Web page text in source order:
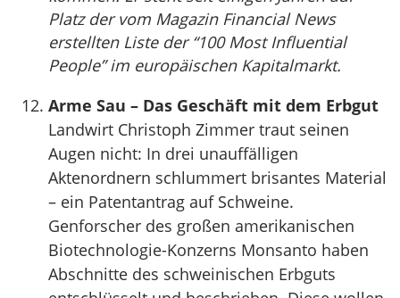
Platz der vom Magazin Financial News
erstellten Liste der “100 Most Influential
People” im europäischen Kapitalmarkt.
Arme Sau – Das Geschäft mit dem Erbgut
Landwirt Christoph Zimmer traut seinen
Augen nicht: In drei unauffälligen
Aktenordnern schlummert brisantes Material
– ein Patentantrag auf Schweine.
Genforscher des großen amerikanischen
Biotechnologie-Konzerns Monsanto haben
Abschnitte des schweinischen Erbguts